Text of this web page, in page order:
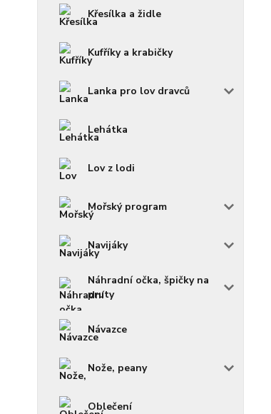
Křesílka a židle
Kufříky a krabičky
Lanka pro lov dravců
Lehátka
Lov z lodi
Mořský program
Navijáky
Náhradní očka, špičky na
pruty
Návazce
Nože, peany
Oblečení